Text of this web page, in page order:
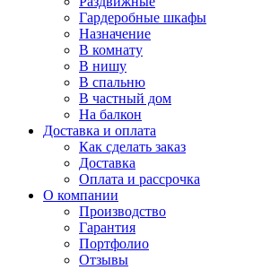
Гардеробные шкафы
Назначение
В комнату
В нишу
В спальню
В частный дом
На балкон
Доставка и оплата
Как сделать заказ
Доставка
Оплата и рассрочка
О компании
Производство
Гарантия
Портфолио
Отзывы